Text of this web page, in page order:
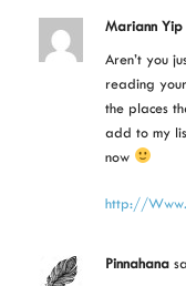
Mariann Yip
Aren’t you
reading
the places
add to my
now
http://
Pinnahana